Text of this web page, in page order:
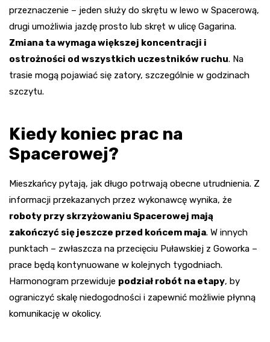
przeznaczenie – jeden służy do skrętu w lewo w Spacerową,
drugi umożliwia jazdę prosto lub skręt w ulicę Gagarina.
Zmiana ta wymaga większej koncentracji i
ostrożności od wszystkich uczestników ruchu. Na
trasie mogą pojawiać się zatory, szczególnie w godzinach
szczytu.
Kiedy koniec prac na
Spacerowej?
Mieszkańcy pytają, jak długo potrwają obecne utrudnienia. Z
informacji przekazanych przez wykonawcę wynika, że
roboty przy skrzyżowaniu Spacerowej mają
zakończyć się jeszcze przed końcem maja. W innych
punktach – zwłaszcza na przecięciu Puławskiej z Goworka –
prace będą kontynuowane w kolejnych tygodniach.
Harmonogram przewiduje podział robót na etapy, by
ograniczyć skalę niedogodności i zapewnić możliwie płynną
komunikację w okolicy.